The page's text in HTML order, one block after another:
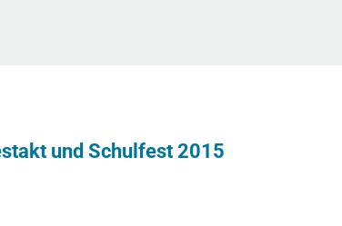
und Schulfest 2015